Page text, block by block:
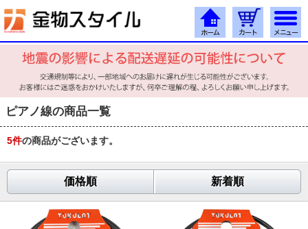
ピアノ線の商品一覧
5件の商品がございます。
価格順 新着順